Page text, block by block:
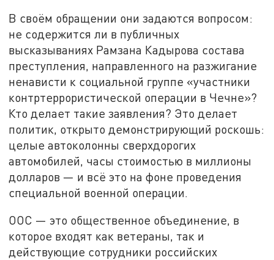
В своём обращении они задаются вопросом:
не содержится ли в публичных
высказываниях Рамзана Кадырова состава
преступления, направленного на разжигание
ненависти к социальной группе «участники
контртеррористической операции в Чечне»?
Кто делает такие заявления? Это делает
политик, открыто демонстрирующий роскошь:
целые автоколонны сверхдорогих
автомобилей, часы стоимостью в миллионы
долларов — и всё это на фоне проведения
специальной военной операции.
ООС — это общественное объединение, в
которое входят как ветераны, так и
действующие сотрудники российских